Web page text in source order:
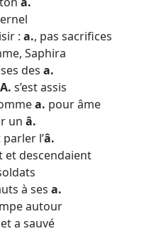
: a., pas sacrifices
Saphira
des a.
A. s’est assis
a. pour âme
un â.
l’â.
et descendaient
à ses a.
autour
et a sauvé